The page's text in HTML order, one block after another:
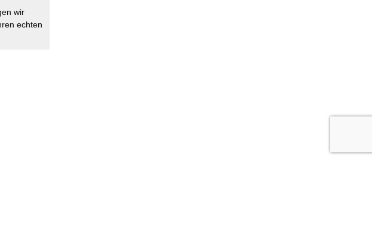
wir
echten